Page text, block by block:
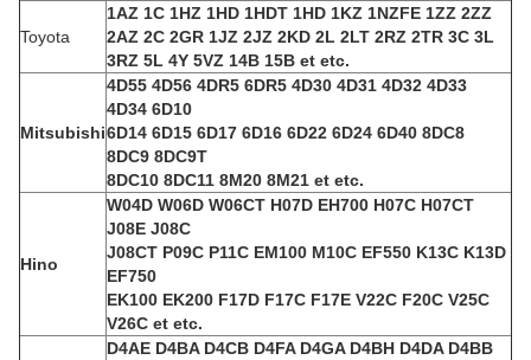
Toyota
1AZ 1C 1HZ 1HD 1HDT 1HD 1KZ 1NZFE 1ZZ 2ZZ
2AZ 2C 2GR 1JZ 2JZ 2KD 2L 2LT 2RZ 2TR 3C 3L
3RZ 5L 4Y 5VZ 14B 15B et etc.
Mitsubishi
4D55 4D56 4DR5 6DR5 4D30 4D31 4D32 4D33
4D34 6D10
6D14 6D15 6D17 6D16 6D22 6D24 6D40 8DC8
8DC9 8DC9T
8DC10 8DC11 8M20 8M21 et etc.
Hino
W04D W06D W06CT H07D EH700 H07C H07CT
J08E J08C
J08CT P09C P11C EM100 M10C EF550 K13C K13D
EF750
EK100 EK200 F17D F17C F17E V22C F20C V25C
V26C et etc.
D4AE D4BA D4CB D4FA D4GA D4BH D4DA D4BB